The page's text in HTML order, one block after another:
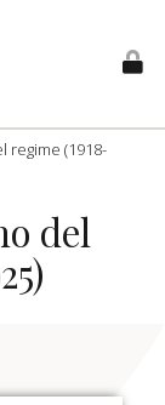
regime (1918-
del